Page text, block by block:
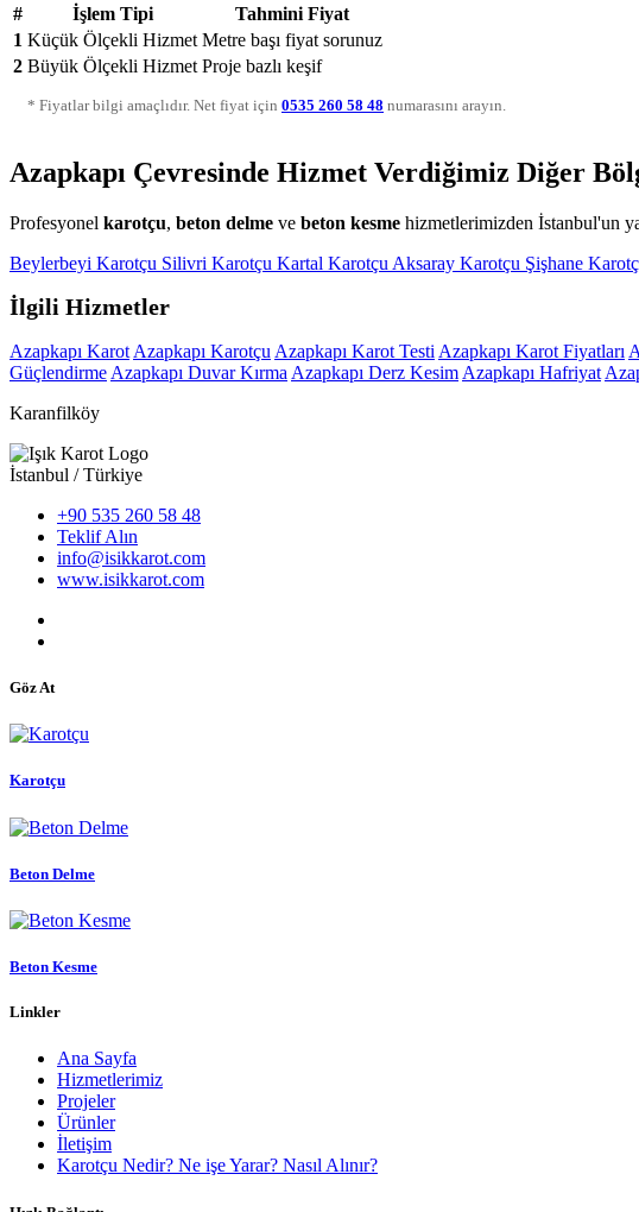
#
İşlem Tipi
Tahmini Fiyat
1 Küçük Ölçekli Hizmet Metre başı fiyat sorunuz
2 Büyük Ölçekli Hizmet Proje bazlı keşif
* Fiyatlar bilgi amaçlıdır. Net fiyat için 0535 260 58 48 numarasını arayın.
Azapkapı Çevresinde Hizmet Verdiğimiz Diğer
Profesyonel karotçu, beton delme ve beton kesme hizmetlerimizden İstanbul'un
Beylerbeyi Karotçu Silivri Karotçu Kartal Karotçu Aksaray Karotçu Şişhane
İlgili Hizmetler
Azapkapı Karot Azapkapı Karotçu Azapkapı Karot Testi Azapkapı Karot Fiyatları
Güçlendirme Azapkapı Duvar Kırma Azapkapı Derz Kesim Azapkapı Hafriyat
Karanfilköy
İstanbul / Türkiye
+90 535 260 58 48
Teklif Alın
info@isikkarot.com
www.isikkarot.com
Göz At
Karotçu
Beton Delme
Beton Kesme
Linkler
Ana Sayfa
Hizmetlerimiz
Projeler
Ürünler
İletişim
Karotçu Nedir? Ne işe Yarar? Nasıl Alınır?